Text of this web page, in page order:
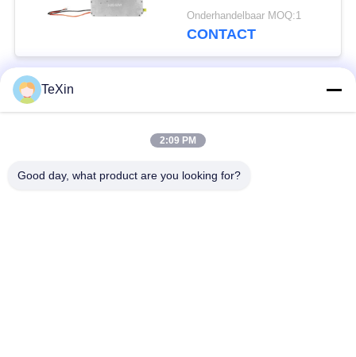
afstand van de
Hommelrf Versterker
Onderhandelbaar MOQ:1
CONTACT
populaire categorieën
module
TeXin
2:09 PM
Good day, what product are you looking for?